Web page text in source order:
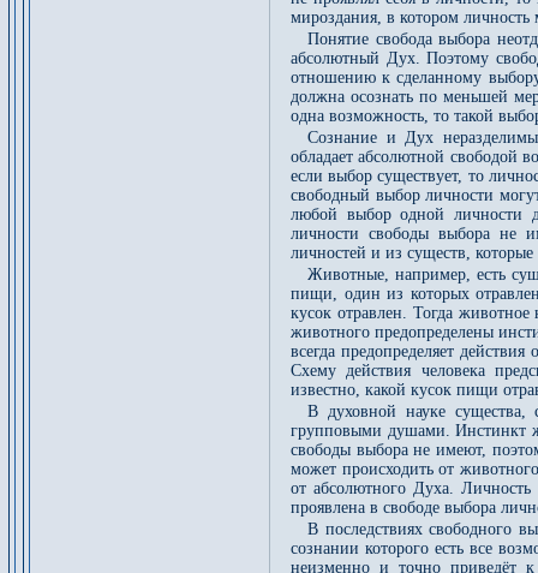
мироздания, в котором
Понятие свобода выбора
абсолютный Дух. Поэтому
отношению к сделанному
должна осознать по меньшей
одна возможность, то такой
Сознание и Дух
обладает абсолютной свободой
если выбор существует, то
свободный выбор личности
любой выбор одной личности
личности свободы выбора не
личностей и из существ,
Животные, например, есть
пищи, один из которых
кусок отравлен. Тогда животное
животного предопределены
всегда предопределяет
Схему действия человека
известно, какой кусок пищи
В духовной науке существа,
групповыми душами. Инстинкт
свободы выбора не имеют,
может происходить от
от абсолютного Духа. Личность
проявлена в свободе выбора
В последствиях свободного
сознании которого есть все
неизменно и точно приведёт к